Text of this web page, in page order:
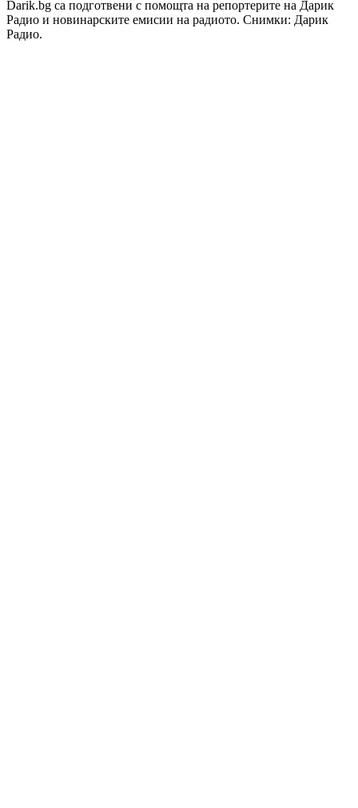
Darik.bg са подготвени с помощта на репортерите на Дарик
Радио и новинарските емисии на радиото. Снимки: Дарик
Радио.